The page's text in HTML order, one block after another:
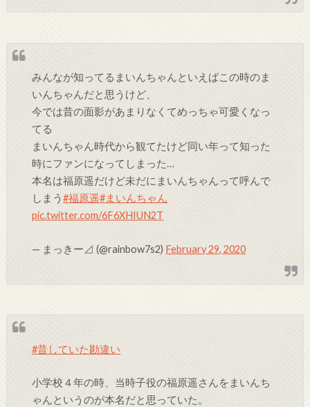
みんなが知ってるまいんちゃんといえばこの時のま
いんちゃんだと思うけど、
今では昔の面影があまりなくてめっちゃ可愛くなっ
てる
まいんちゃん時代から観てたけど同い年って知った
時にファンになってしまった…
本名は福原遥だけど未だにまいんちゃんって呼んで
しまう#福原遥#まいんちゃん
pic.twitter.com/6F6XHIUN2T
— まっきー⊿ (@rainbow7s2) February 29, 2020
#昔していた勘違い
小学校４年の時、当時子役の福原遥さんをまいんち
ゃんというのが本名だと思っていた。